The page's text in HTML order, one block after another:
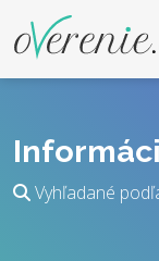
Vyhľadané